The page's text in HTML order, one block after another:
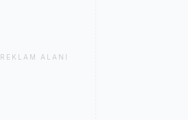
REKLAM ALANI